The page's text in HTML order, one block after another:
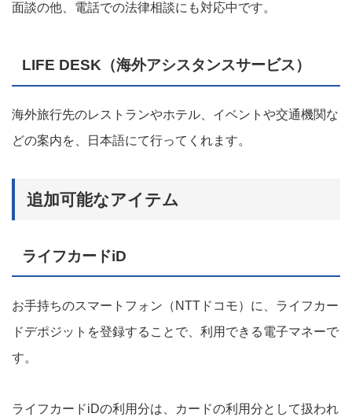
面談の他、電話での法律相談にも対応中です。
LIFE DESK（海外アシスタンスサービス）
海外旅行先のレストランやホテル、イベントや交通機関な
どの案内を、日本語にて行ってくれます。
追加可能なアイテム
ライフカードiD
お手持ちのスマートフォン（NTTドコモ）に、ライフカー
ドデポジットを登録することで、利用できる電子マネーで
す。
ライフカードiDの利用分は、カードの利用分として扱われ